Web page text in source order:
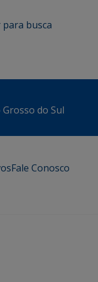
para busca
do Sul
Fale Conosco